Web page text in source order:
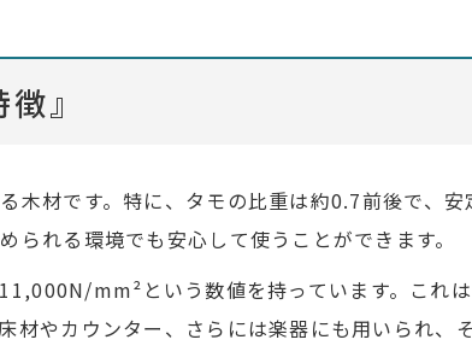
』
材です。特に、タモの比重は約0.7前後で、安
れる環境でも安心して使うことができます。
mm²という数値を持っています。これ
材やカウンター、さらには楽器にも用いられ、